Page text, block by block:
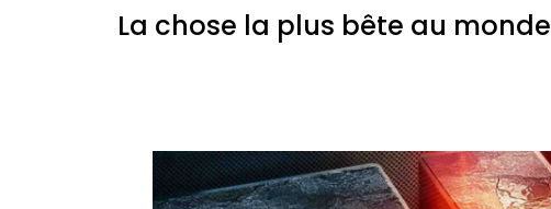
La chose la plus bête au monde